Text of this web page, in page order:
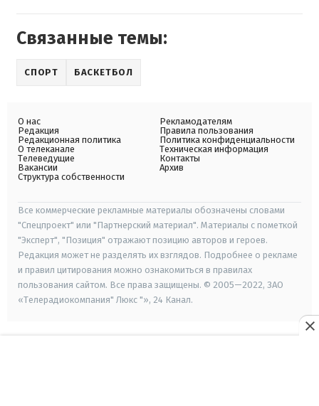
Связанные темы:
СПОРТ БАСКЕТБОЛ
О нас
Редакция
Редакционная политика
О телеканале
Телеведущие
Вакансии
Структура собственности
Рекламодателям
Правила пользования
Политика конфиденциальности
Техническая информация
Контакты
Архив
Все коммерческие рекламные материалы обозначены словами
"Спецпроект" или "Партнерский материал". Материалы с пометкой
"Эксперт", "Позиция" отражают позицию авторов и героев.
Редакция может не разделять их взглядов. Подробнее о рекламе
и правил цитирования можно ознакомиться в правилах
пользования сайтом. Все права защищены. © 2005—2022, ЗАО
«Телерадиокомпания" Люкс "», 24 Канал.